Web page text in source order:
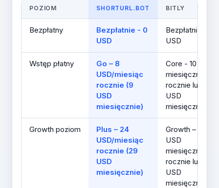
POZIOM SHORTURL.BOT BITLY
Bezpłatny
Bezpłatnie - 0
USD
Bezpłatnie - 0
USD
Wstęp płatny
Go – 8
USD/miesiąc
rocznie (9
USD
miesięcznie)
Core - 10 USD
miesięcznie
rocznie lub 12
USD
miesięcznie
Growth poziom
Plus – 24
USD/miesiąc
rocznie (29
USD
miesięcznie)
Growth – 29
USD
miesięcznie
rocznie lub 35
USD
miesięcznie